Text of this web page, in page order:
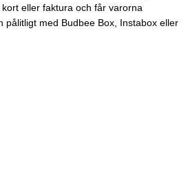
eller faktura och får varorna
pålitligt med Budbee Box, Instabox eller